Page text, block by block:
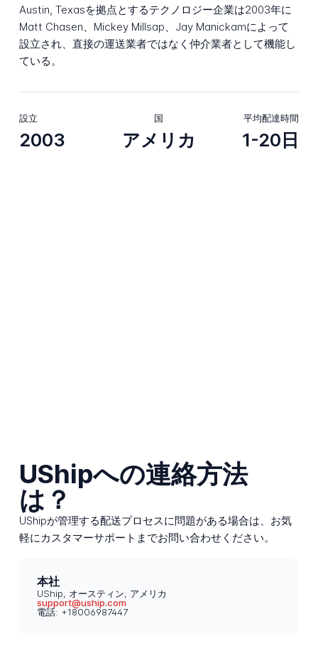
Austin, Texasを拠点とするテクノロジー企業は2003年に
Matt Chasen、Mickey Millsap、Jay Manickamによって
設立され、直接の運送業者ではなく仲介業者として機能し
ている。
設立
2003
国
アメリカ
平均配達時間
1-20日
UShipへの連絡方法
は？
UShipが管理する配送プロセスに問題がある場合は、お気
軽にカスタマーサポートまでお問い合わせください。
本社
UShip, オースティン, アメリカ
support@uship.com
電話: +18006987447